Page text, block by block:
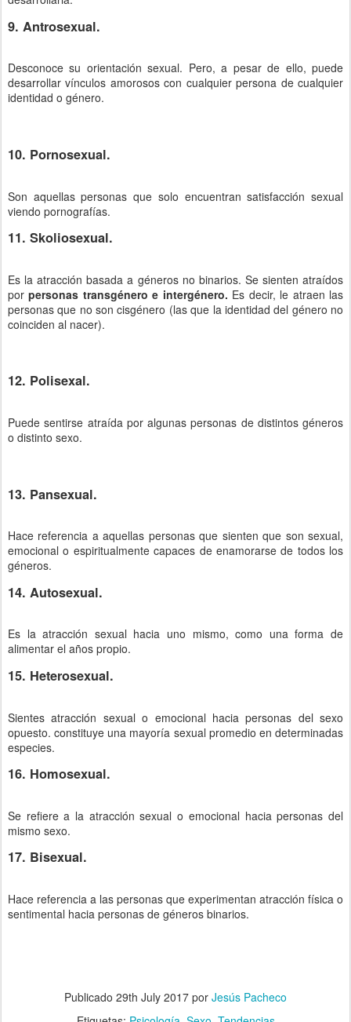
9. Antrosexual.
Desconoce su orientación sexual. Pero, a pesar de ello, puede
desarrollar vínculos amorosos con cualquier persona de cualquier
identidad o género.
10. Pornosexual.
Son aquellas personas que solo encuentran satisfacción sexual
viendo pornografías.
11. Skoliosexual.
Es la atracción basada a géneros no binarios. Se sienten atraídos
porpersonas transgénero e intergénero. Es decir, le atraen las
personas que no son cisgénero (las que la identidad del género no
coinciden al nacer).
12. Polisexal.
Puede sentirse atraída por algunas personas de distintos géneros
o distinto sexo.
13. Pansexual.
Hace referencia a aquellas personas que sienten que son sexual,
emocional o espiritualmente capaces de enamorarse de todos los
géneros.
14. Autosexual.
Es la atracción sexual hacia uno mismo, como una forma de
alimentar el años propio.
15. Heterosexual.
Sientes atracción sexual o emocional hacia personas del sexo
opuesto. constituye una mayoría sexual promedio en determinadas
especies.
16. Homosexual.
Se refiere a la atracción sexual o emocional hacia personas del
mismo sexo.
17. Bisexual.
Hace referencia a las personas que experimentan atracción física o
sentimental hacia personas de géneros binarios.
Publicado 29th July 2017 por Jesús Pacheco